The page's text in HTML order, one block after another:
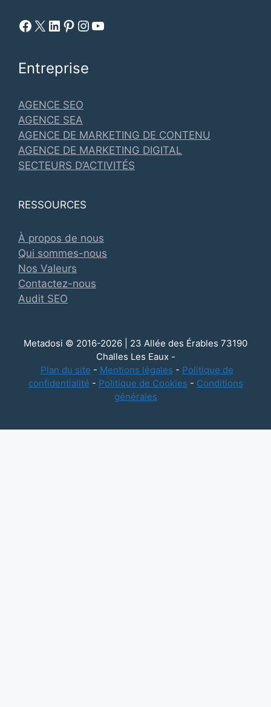
Facebook Metadosi
Metadosi est sur X Metadosi sur Linkedin
Metadosi sur Pinterest
Metadosi sur Instagram
Metadosi sur Youtube
Entreprise
AGENCE SEO
AGENCE SEA
AGENCE DE MARKETING DE CONTENU
AGENCE DE MARKETING DIGITAL
SECTEURS D’ACTIVITÉS
RESSOURCES
À propos de nous
Qui sommes-nous
Nos Valeurs
Contactez-nous
Audit SEO
Metadosi © 2016-2026 | 23 Allée des Érables 73190
Challes Les Eaux -
Plan du site - Mentions légales - Politique de
confidentialité - Politique de Cookies - Conditions
générales